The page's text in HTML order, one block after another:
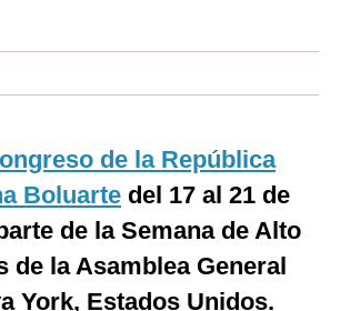
de la República
Boluarte del 17 al 21 de
de la Semana de Alto
de la Asamblea General
York, Estados Unidos.